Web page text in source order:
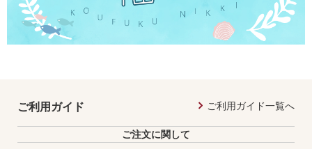
ご利用ガイド ご利用ガイド一覧へ
ご注文に関して